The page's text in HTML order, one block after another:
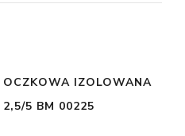
IZOLOWANA
5 BM 00225